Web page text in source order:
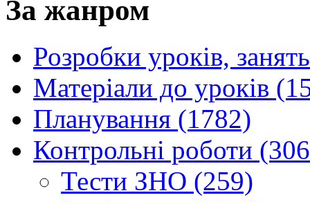
За жанром
Розробки уроків,
Матеріали до уроків
Планування (1782)
Контрольні роботи
Тести ЗНО (259)